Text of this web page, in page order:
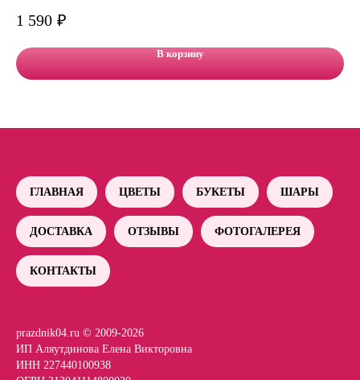
1 590 ₽
В корзину
ГЛАВНАЯ ЦВЕТЫ БУКЕТЫ ШАРЫ
ДОСТАВКА ОТЗЫВЫ ФОТОГАЛЕРЕЯ
КОНТАКТЫ
prazdnik04.ru © 2009-2026
ИП Аляутдинова Елена Викторовна
ИНН 227440100938